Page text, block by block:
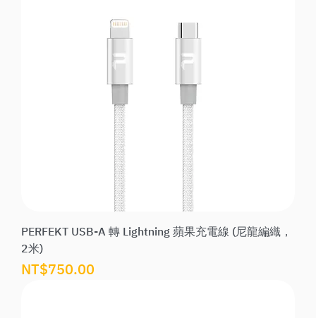
PERFEKT USB-A 轉 Lightning 蘋果充電線 (尼龍編織，
2米)
價格
NT$750.00